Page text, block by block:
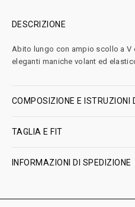
DESCRIZIONE
Abito lungo con ampio scollo a
eleganti maniche volant ed
COMPOSIZIONE E ISTRUZIONI
TAGLIA E FIT
INFORMAZIONI DI SPEDIZIONE